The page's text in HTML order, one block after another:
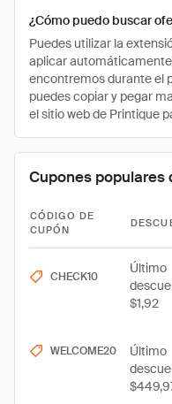
¿Cómo puedo buscar
Puedes utilizar la
aplicar
encontremos durante el
puedes copiar y pegar
el sitio web de Printique
Cupones populares
CÓDIGO DE
CUPÓN
CHECK10
Último
$1,92
WELCOME20
Último